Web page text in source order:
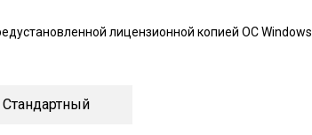
лицензионной копией ОС Windows.
Стандартный